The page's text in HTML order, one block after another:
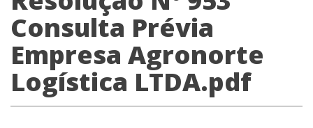
Consulta Prévia
Empresa Agronorte
Logística LTDA.pdf